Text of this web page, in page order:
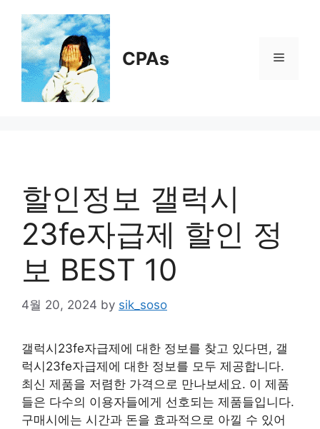
content
CPAs Menu
할인정보 갤럭시
23fe자급제 할인 정
보 BEST 10
4월 20, 2024 by sik_soso
갤럭시23fe자급제에 대한 정보를 찾고 있다면, 갤
럭시23fe자급제에 대한 정보를 모두 제공합니다.
최신 제품을 저렴한 가격으로 만나보세요. 이 제품
들은 다수의 이용자들에게 선호되는 제품들입니다.
구매시에는 시간과 돈을 효과적으로 아낄 수 있어